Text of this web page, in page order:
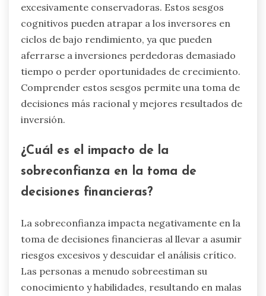
excesivamente conservadoras. Estos sesgos
cognitivos pueden atrapar a los inversores en
ciclos de bajo rendimiento, ya que pueden
aferrarse a inversiones perdedoras demasiado
tiempo o perder oportunidades de crecimiento.
Comprender estos sesgos permite una toma de
decisiones más racional y mejores resultados de
inversión.
¿Cuál es el impacto de la
sobreconfianza en la toma de
decisiones financieras?
La sobreconfianza impacta negativamente en la
toma de decisiones financieras al llevar a asumir
riesgos excesivos y descuidar el análisis crítico.
Las personas a menudo sobreestiman su
conocimiento y habilidades, resultando en malas